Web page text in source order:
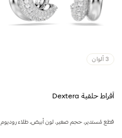
3 ألوان
أقراط حلقية Dextera
قطع مُستدير، حجم صغير، لون أبيض، طلاء روديوم